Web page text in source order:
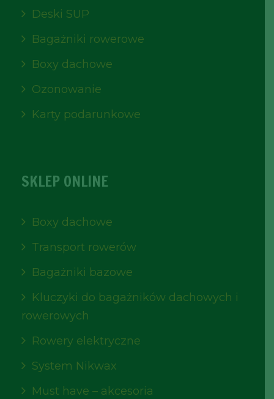
Deski SUP
Bagażniki rowerowe
Boxy dachowe
Ozonowanie
Karty podarunkowe
SKLEP ONLINE
Boxy dachowe
Transport rowerów
Bagażniki bazowe
Kluczyki do bagażników dachowych i
rowerowych
Rowery elektryczne
System Nikwax
Must have – akcesoria